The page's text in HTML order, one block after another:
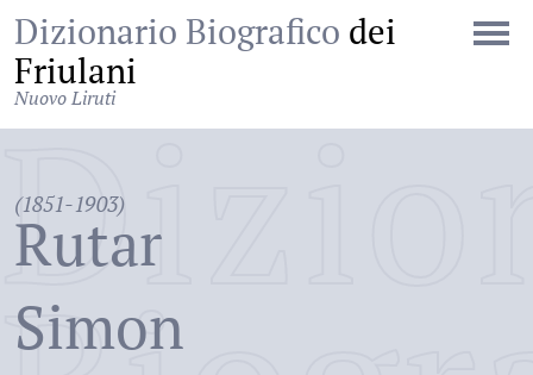
Dizionario Biografico dei
Friulani
Nuovo Liruti
(1851-1903)
Rutar
Simon